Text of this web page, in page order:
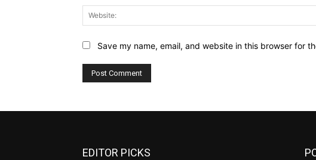
Save my name, email, and website in this browser for
EDITOR PICKS